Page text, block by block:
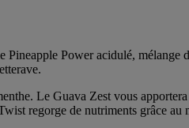
Power acidulé, mélange
Le Guava Zest vous
regorge de nutriments grâce au